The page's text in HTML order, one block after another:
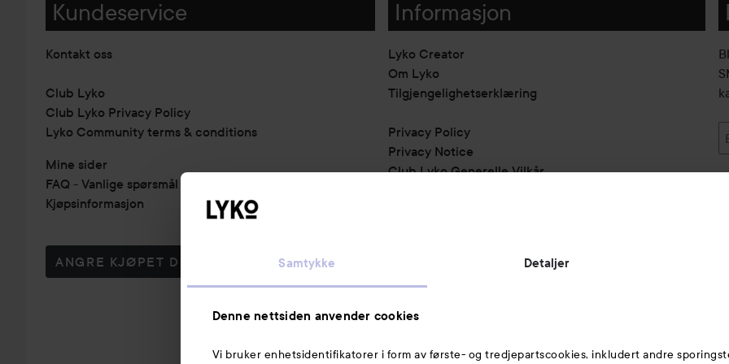
Samtykke Detaljer
Denne nettsiden anvender cookies
Vi bruker enhetsidentifikatorer i form av første- og tredjepartscookies, inkludert andre
Kundeservice
Kontakt oss
Club Lyko
Club Lyko Privacy Policy
Lyko Community terms & conditions
Mine sider
FAQ - Vanlige spørsmål & svar
Kjøpsinformasjon
ANGRE KJØPET DITT
Informasjon
Lyko Creator
Om Lyko
Tilgjengelighetserklæring
Privacy Policy
Privacy Notice
Club Lyko Generelle Vilkår
Rabattkoder